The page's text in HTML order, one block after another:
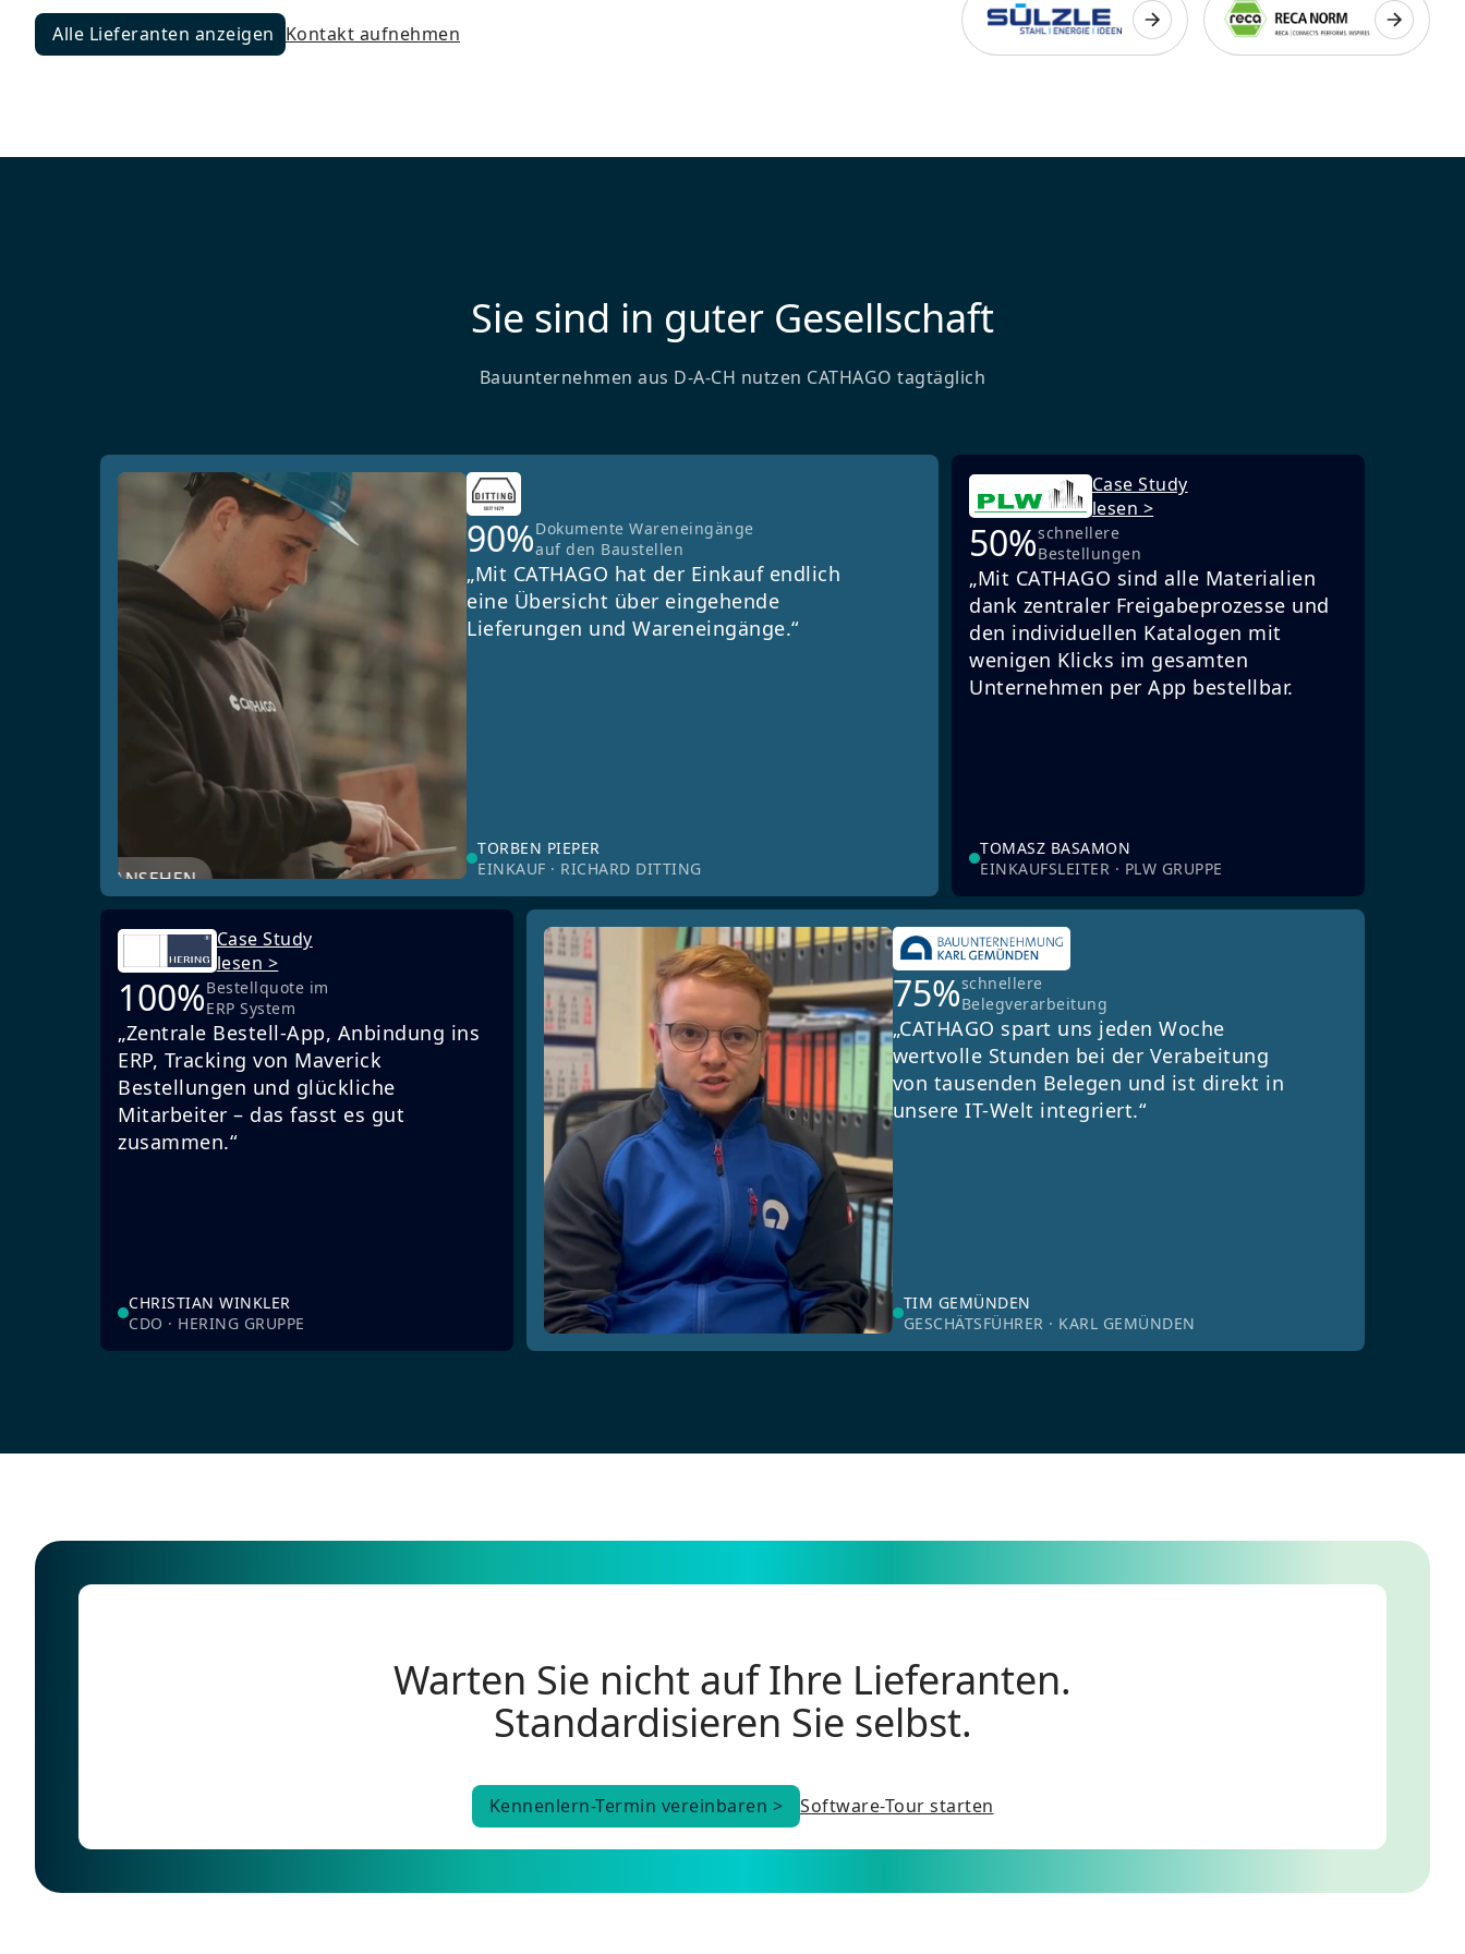
Alle Lieferanten anzeigen
Alle Lieferanten anzeigen
Kontakt aufnehmen
Sie sind in guter Gesellschaft
Bauunternehmen aus D-A-CH nutzen CATHAGO tagtäglich
JETZT ANSEHEN
90%Dokumente Wareneingänge
auf den Baustellen
„Mit CATHAGO hat der Einkauf endlich
eine Übersicht über eingehende
Lieferungen und Wareneingänge.“
TORBEN PIEPER
EINKAUF · RICHARD DITTING
Case Study
lesen >
50%schnellere
Bestellungen
„Mit CATHAGO sind alle Materialien
dank zentraler Freigabeprozesse und
den individuellen Katalogen mit
wenigen Klicks im gesamten
Unternehmen per App bestellbar.
TOMASZ BASAMON
EINKAUFSLEITER · PLW GRUPPE
Case Study
lesen >
100%Bestellquote im
ERP System
„Zentrale Bestell-App, Anbindung ins
ERP, Tracking von Maverick
Bestellungen und glückliche
Mitarbeiter – das fasst es gut
zusammen.“
CHRISTIAN WINKLER
CDO · HERING GRUPPE
75%schnellere
Belegverarbeitung
„CATHAGO spart uns jeden Woche
wertvolle Stunden bei der Verabeitung
von tausenden Belegen und ist direkt in
unsere IT-Welt integriert.“
TIM GEMÜNDEN
GESCHÄTSFÜHRER · KARL GEMÜNDEN
Warten Sie nicht auf Ihre Lieferanten.
Standardisieren Sie selbst.
Kennenlern-Termin vereinbaren >
Kennenlern-Termin vereinbaren >
Software-Tour starten